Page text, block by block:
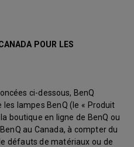
POUR LES
ci-dessous, BenQ
les lampes BenQ (le « Produit
boutique en ligne de BenQ ou
au Canada, à compter du
défauts de matériaux ou de